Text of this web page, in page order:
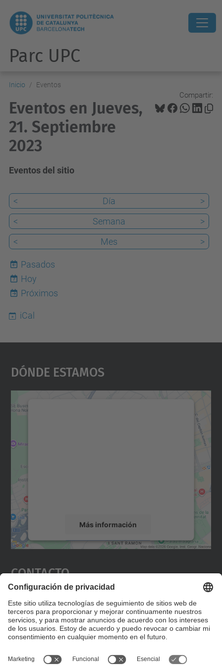
Parc UPC
Inicio Eventos
Compartir:
Eventos en Jueves,
21. Septiembre
2023
Eventos del sitio
< Día
>
<
Semana
>
<
Mes >
Pasados
7
Hoy
Próximos
iCal
Dónde Estamos
Más información
Aceptar
powered by
Contacto
Editad en la página "Contacto personalizado", que
encontraréis en la raíz de español, vuestros datos
personalizados de contacto.
Formulario de contacto